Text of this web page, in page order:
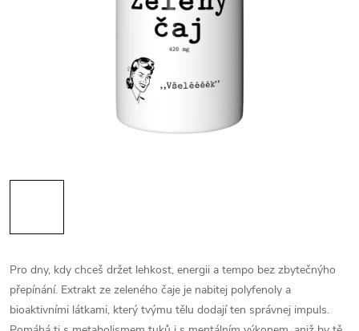
Pro dny, kdy chceš držet lehkost, energii a tempo bez zbytečnýho
přepínání. Extrakt ze zeleného čaje je nabitej polyfenoly a
bioaktivními látkami, který tvýmu tělu dodají ten správnej impuls.